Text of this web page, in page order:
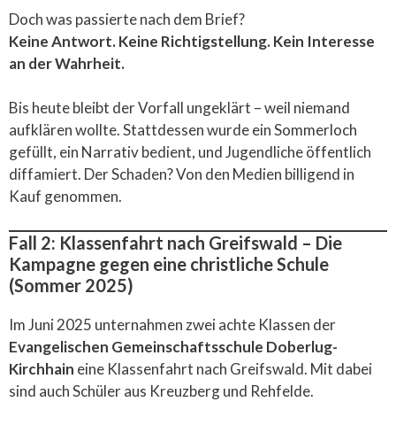
Doch was passierte nach dem Brief?
Keine Antwort. Keine Richtigstellung. Kein Interesse
an der Wahrheit.
Bis heute bleibt der Vorfall ungeklärt – weil niemand
aufklären wollte. Stattdessen wurde ein Sommerloch
gefüllt, ein Narrativ bedient, und Jugendliche öffentlich
diffamiert. Der Schaden? Von den Medien billigend in
Kauf genommen.
Fall 2: Klassenfahrt nach Greifswald – Die
Kampagne gegen eine christliche Schule
(Sommer 2025)
Im Juni 2025 unternahmen zwei achte Klassen der
Evangelischen Gemeinschaftsschule Doberlug-
Kirchhain eine Klassenfahrt nach Greifswald. Mit dabei
sind auch Schüler aus Kreuzberg und Rehfelde.